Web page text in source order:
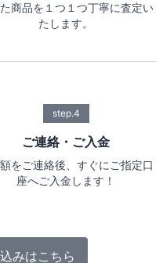
商品を１つ１つ丁寧に査定い
たします。
step.4
ご連絡・ご入金
をご連絡後、すぐにご指定口
座へご入金します！
みはこちら